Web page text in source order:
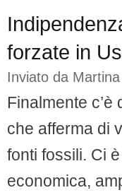
forzate in
Inviato da
Finalmente
che afferma di
fonti fossili. Ci
economica,